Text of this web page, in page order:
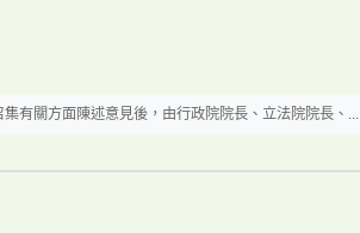
有關方面陳述意見後，由行政院院長、立法院院長、...